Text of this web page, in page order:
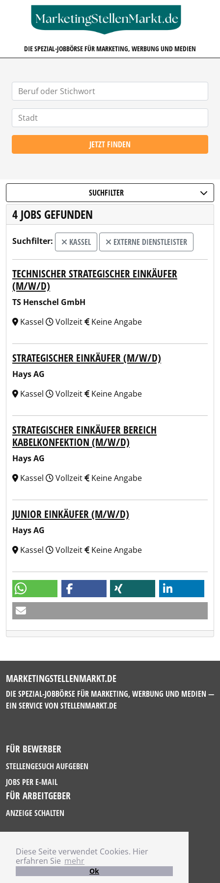
Diese Seite verwendet Cookies. Hier
erfahren Sie mehr
Ok
DIE SPEZIAL-JOBBÖRSE FÜR MARKETING, WERBUNG UND MEDIEN
JETZT FINDEN
SUCHFILTER
4 JOBS GEFUNDEN
Suchfilter: KASSEL EXTERNE DIENSTLEISTER
TECHNISCHER STRATEGISCHER EINKÄUFER
(M/W/D)
TS Henschel GmbH
Kassel
Vollzeit Keine Angabe
STRATEGISCHER EINKÄUFER (M/W/D)
Hays AG
Kassel
Vollzeit Keine Angabe
STRATEGISCHER EINKÄUFER BEREICH
KABELKONFEKTION (M/W/D)
Hays AG
Kassel
Vollzeit Keine Angabe
JUNIOR EINKÄUFER (M/W/D)
Hays AG
Kassel
Vollzeit Keine Angabe
MARKETINGSTELLENMARKT.DE
DIE SPEZIAL-JOBBÖRSE FÜR MARKETING, WERBUNG UND MEDIEN —
EIN SERVICE VON STELLENMARKT.DE
FÜR BEWERBER
STELLENGESUCH AUFGEBEN
JOBS PER E-MAIL
FÜR ARBEITGEBER
ANZEIGE SCHALTEN
IMPRESSUM
DATENSCHUTZ